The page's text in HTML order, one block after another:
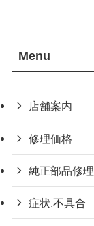
Menu
店舗案内
修理価格
純正部品修
症状,不具合